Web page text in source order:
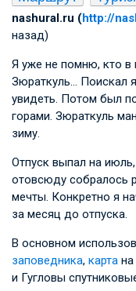
nashural.ru (http://
назад)
Я уже не помню, кто в
Зюраткуль… Поискал
увидеть. Потом был
горами. Зюраткуль
зиму.
Отпуск выпал на
отовсюду собралось
мечты. Конкретно я
за месяц до отпуска.
В основном
заповедника, карта
и Гугловы